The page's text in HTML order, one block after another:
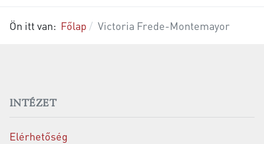
Ön itt van: Főlap Victoria Frede-Montemayor
INTÉZET
Elérhetőség